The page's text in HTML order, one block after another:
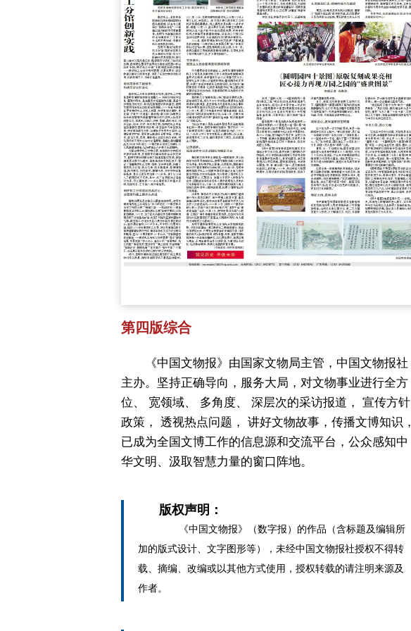
第四版综合
《中国文物报》由国家文物局主管，中国文物报社
主办。坚持正确导向，服务大局，对文物事业进行全方
位、 宽领域、 多角度、 深层次的采访报道， 宣传方针
政策， 透视热点问题， 讲好文物故事，传播文博知识，
已成为全国文博工作的信息源和交流平台，公众感知中
华文明、汲取智慧力量的窗口阵地。
版权声明：
《中国文物报》（数字报）的作品（含标题及编辑所
加的版式设计、文字图形等），未经中国文物报社授权不得转
载、摘编、改编或以其他方式使用，授权转载的请注明来源及
作者。